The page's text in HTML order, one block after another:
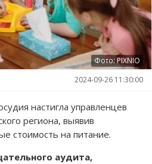
Фото: PIXNIO
2024-09-26 11:30:00
настигла управленцев
региона, выявив
стоимость на питание.
аудита,